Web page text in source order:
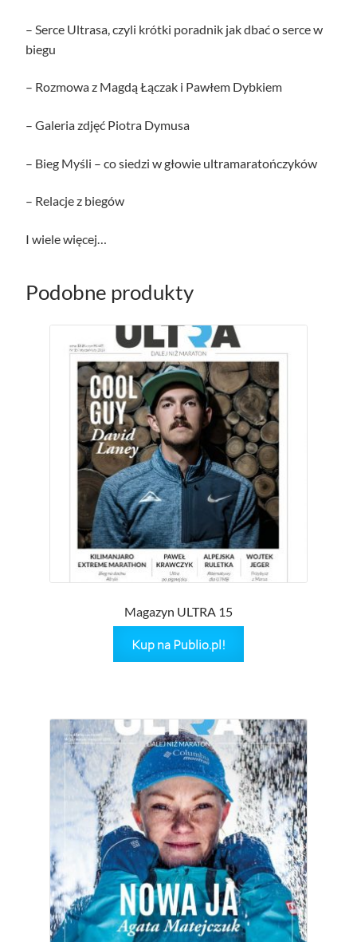
– Serce Ultrasa, czyli krótki poradnik jak dbać o serce w
biegu
– Rozmowa z Magdą Łączak i Pawłem Dybkiem
– Galeria zdjęć Piotra Dymusa
– Bieg Myśli – co siedzi w głowie ultramaratończyków
– Relacje z biegów
I wiele więcej…
Podobne produkty
Magazyn ULTRA 15
Kup na Publio.pl!